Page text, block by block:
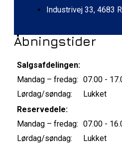
Industrivej 33, 4683
Åbningstider
Salgsafdelingen:
Mandag – fredag: 07.00 -
Lørdag/søndag:
Lukket
Reservedele:
Mandag – fredag: 07.00 -
Lørdag/søndag:
Lukket